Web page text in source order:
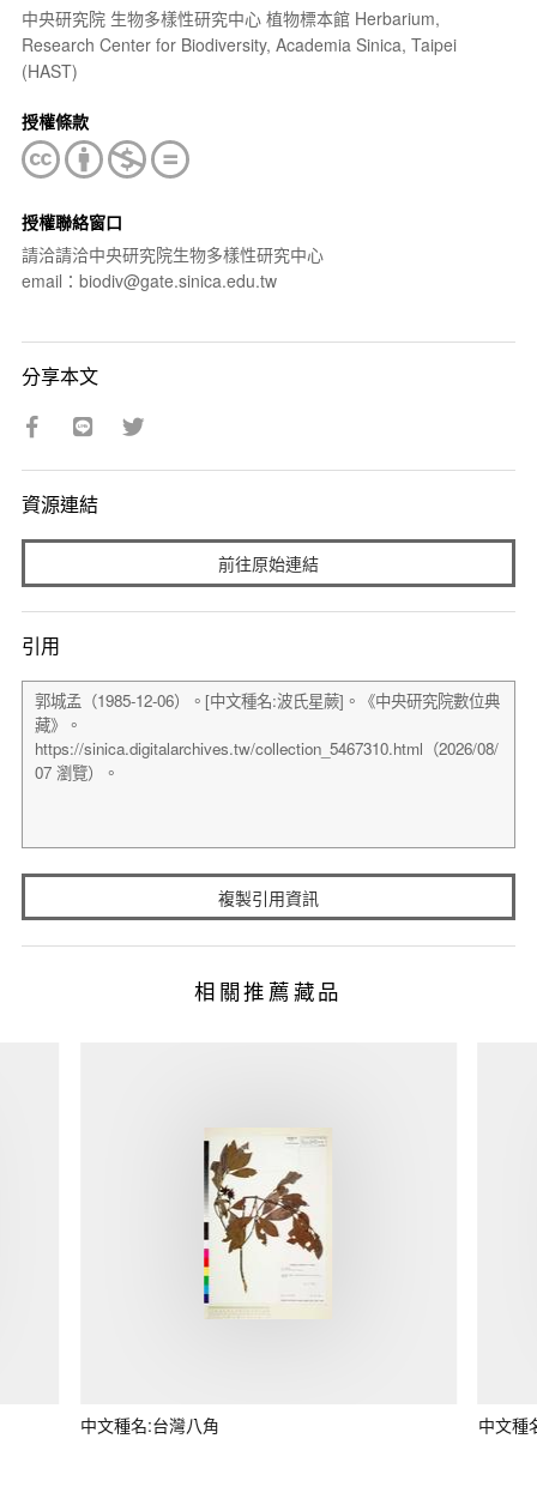
中央研究院 生物多樣性研究中心 植物標本館 Herbarium,
Research Center for Biodiversity, Academia Sinica, Taipei
(HAST)
授權條款
授權聯絡窗口
請洽請洽中央研究院生物多樣性研究中心
email：biodiv@gate.sinica.edu.tw
分享本文
資源連結
前往原始連結
引用
複製引用資訊
相關推薦藏品
中文種名:台灣八角 中文種